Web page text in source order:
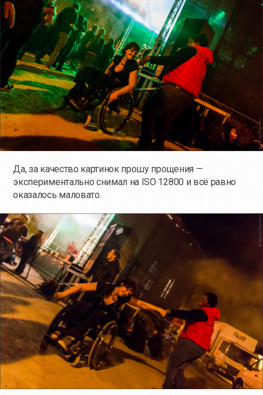
Да, за качество картинок прошу прощения —
экспериментально снимал на ISO 12800 и всё равно
оказалось маловато.